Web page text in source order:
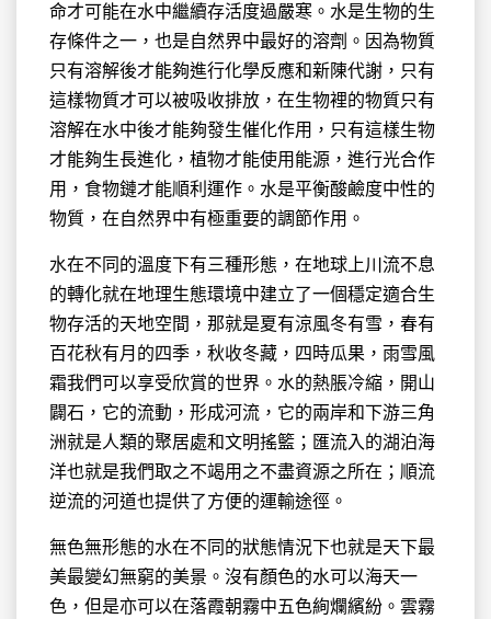
命才可能在水中繼續存活度過嚴寒。水是生物的生
存條件之一，也是自然界中最好的溶劑。因為物質
只有溶解後才能夠進行化學反應和新陳代謝，只有
這樣物質才可以被吸收排放，在生物裡的物質只有
溶解在水中後才能夠發生催化作用，只有這樣生物
才能夠生長進化，植物才能使用能源，進行光合作
用，食物鏈才能順利運作。水是平衡酸鹼度中性的
物質，在自然界中有極重要的調節作用。
水在不同的溫度下有三種形態，在地球上川流不息
的轉化就在地理生態環境中建立了一個穩定適合生
物存活的天地空間，那就是夏有涼風冬有雪，春有
百花秋有月的四季，秋收冬藏，四時瓜果，雨雪風
霜我們可以享受欣賞的世界。水的熱脹冷縮，開山
闢石，它的流動，形成河流，它的兩岸和下游三角
洲就是人類的聚居處和文明搖籃；匯流入的湖泊海
洋也就是我們取之不竭用之不盡資源之所在；順流
逆流的河道也提供了方便的運輸途徑。
無色無形態的水在不同的狀態情況下也就是天下最
美最變幻無窮的美景。沒有顏色的水可以海天一
色，但是亦可以在落霞朝霧中五色絢爛繽紛。雲霧